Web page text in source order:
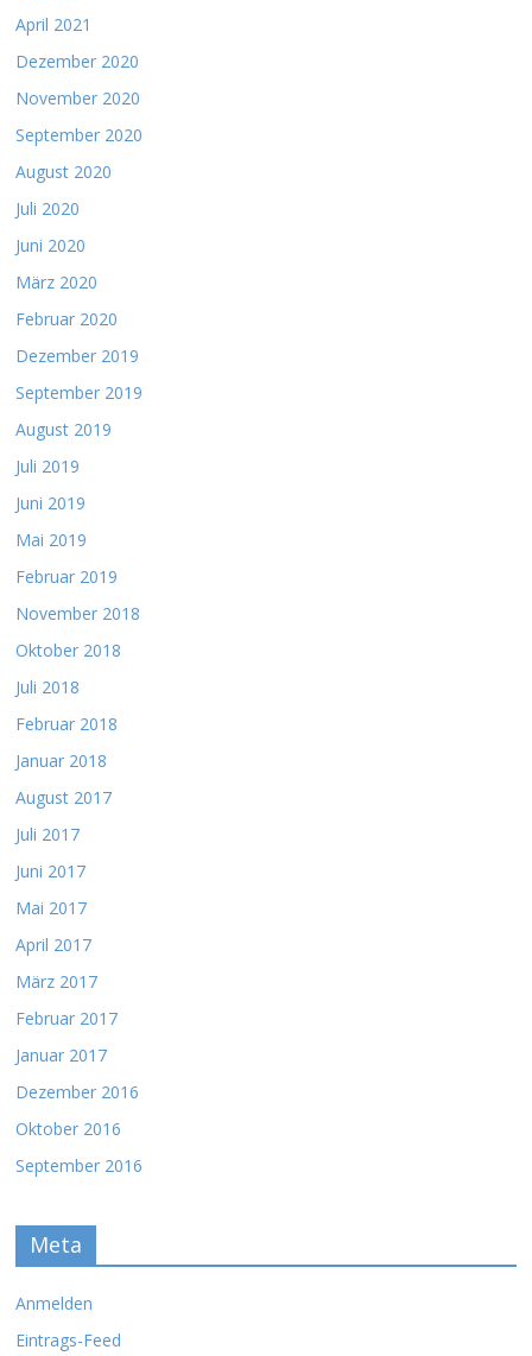
April 2021
Dezember 2020
November 2020
September 2020
August 2020
Juli 2020
Juni 2020
März 2020
Februar 2020
Dezember 2019
September 2019
August 2019
Juli 2019
Juni 2019
Mai 2019
Februar 2019
November 2018
Oktober 2018
Juli 2018
Februar 2018
Januar 2018
August 2017
Juli 2017
Juni 2017
Mai 2017
April 2017
März 2017
Februar 2017
Januar 2017
Dezember 2016
Oktober 2016
September 2016
Meta
Anmelden
Eintrags-Feed